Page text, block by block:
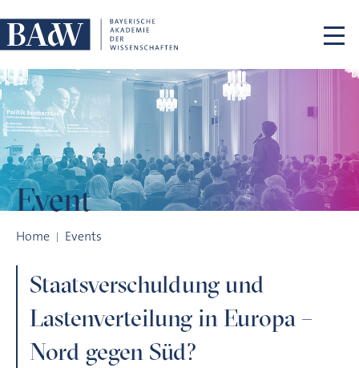
Event
Home Events
Staatsverschuldung und
Lastenverteilung in Europa –
Nord gegen Süd?